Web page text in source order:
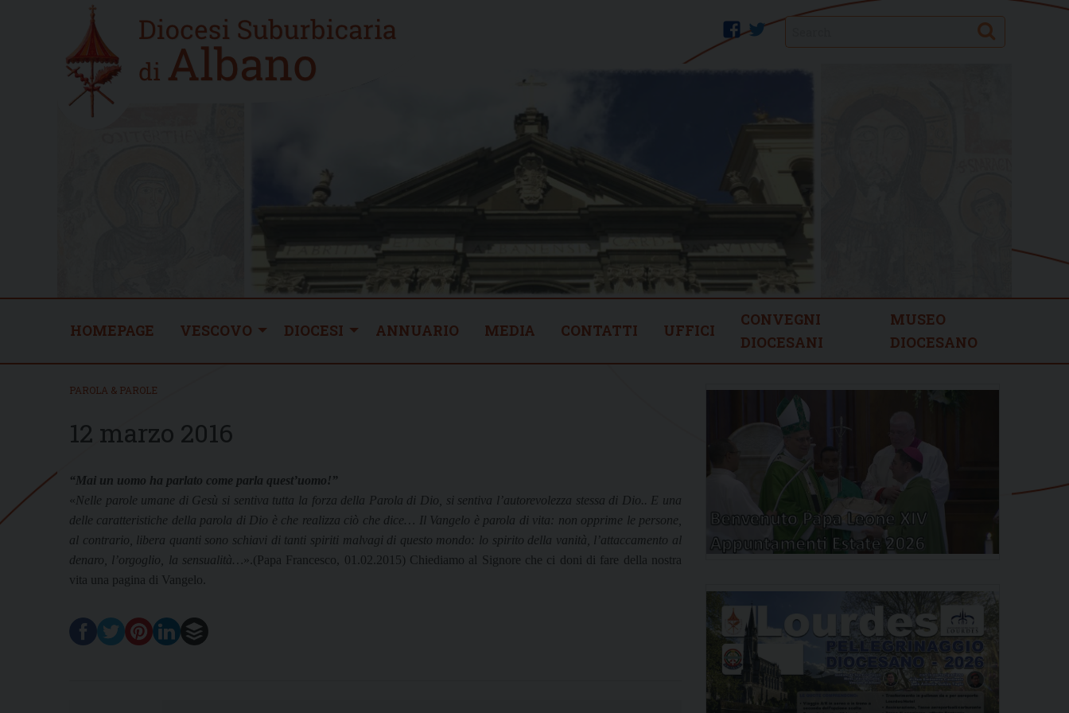
Home
new
twitter
facebook Search
HOMEPAGE VESCOVO DIOCESI ANNUARIO MEDIA CONTATTI UFFICI
CONVEGNI
DIOCESANI
MUSEO
DIOCESANO
PAROLA & PAROLE
12 marzo 2016
“Mai un uomo ha parlato come parla quest’uomo!”
« Nelle parole umane di Gesù si sentiva tutta la forza della Parola di Dio, si sentiva l’autorevolezza stessa di Dio.. E una
delle caratteristiche della parola di Dio è che realizza ciò che dice… Il Vangelo è parola di vita: non opprime le persone,
al contrario, libera quanti sono schiavi di tanti spiriti malvagi di questo mondo: lo spirito della vanità, l’attaccamento al
denaro, l’orgoglio, la sensualità…». (Papa Francesco, 01.02.2015) Chiediamo al Signore che ci doni di fare della nostra
vita una pagina di Vangelo.